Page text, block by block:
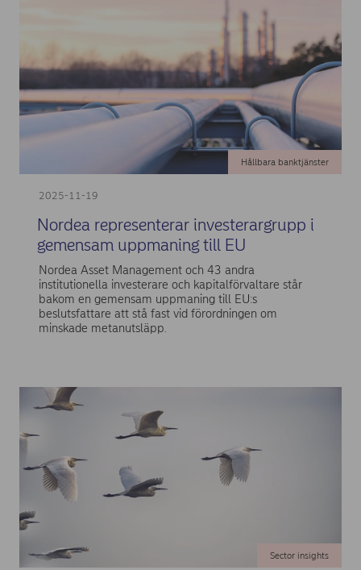
2025-11-19
Hållbara banktjänster
Nordea representerar investerargrupp i
gemensam uppmaning till EU
Nordea Asset Management och 43 andra
institutionella investerare och kapitalförvaltare står
bakom en gemensam uppmaning till EU:s
beslutsfattare att stå fast vid förordningen om
minskade metanutsläpp.
Sector insights